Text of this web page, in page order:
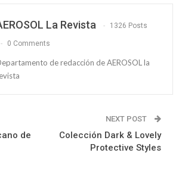
La Revista 1326 Posts
0 Comments
de redacción de AEROSOL la
de
NEXT POST
Colección Dark & Lovely
Protective Styles